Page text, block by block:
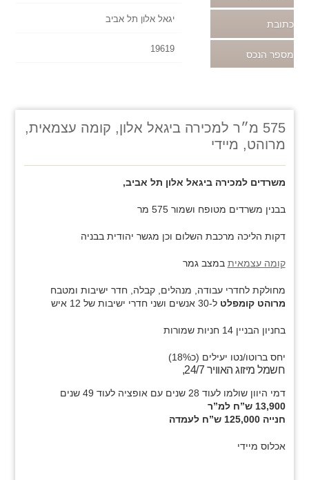
כתובת
מספר הנכס
יגאל אלון תל אביב
19619
575 מ״ר למכירה ביגאל אלון, קומה עצמאית,
מרוהט, מיידי
משרדים למכירה ביגאל אלון תל אביב,
בבנין משרדים מטופח ושמור 575 מר
דקות הליכה מרכבת השלום וכן מגשר יהודית בבניה
קומה עצמאית במצב גמר
מחולקת לחדרי עבודה, מנהלים, קבלה, חדר ישיבות ומטבח
מרוהט קומפלט ל-30 אנשים ושני חדרי ישיבות של 12 איש
בחניון הבניין 14 חניות שמורות
יחס ברוטו/נטו יעילים (כ18%)
חשמל מיזוג האוויר 24/7,
דמי היוון שולמו לעוד 28 שנים עם אופציה לעוד 49 שנים
13,900 ש”ח למ”ר
חנייה 125,000 ש”ח לעמדה
אכלוס מיידי